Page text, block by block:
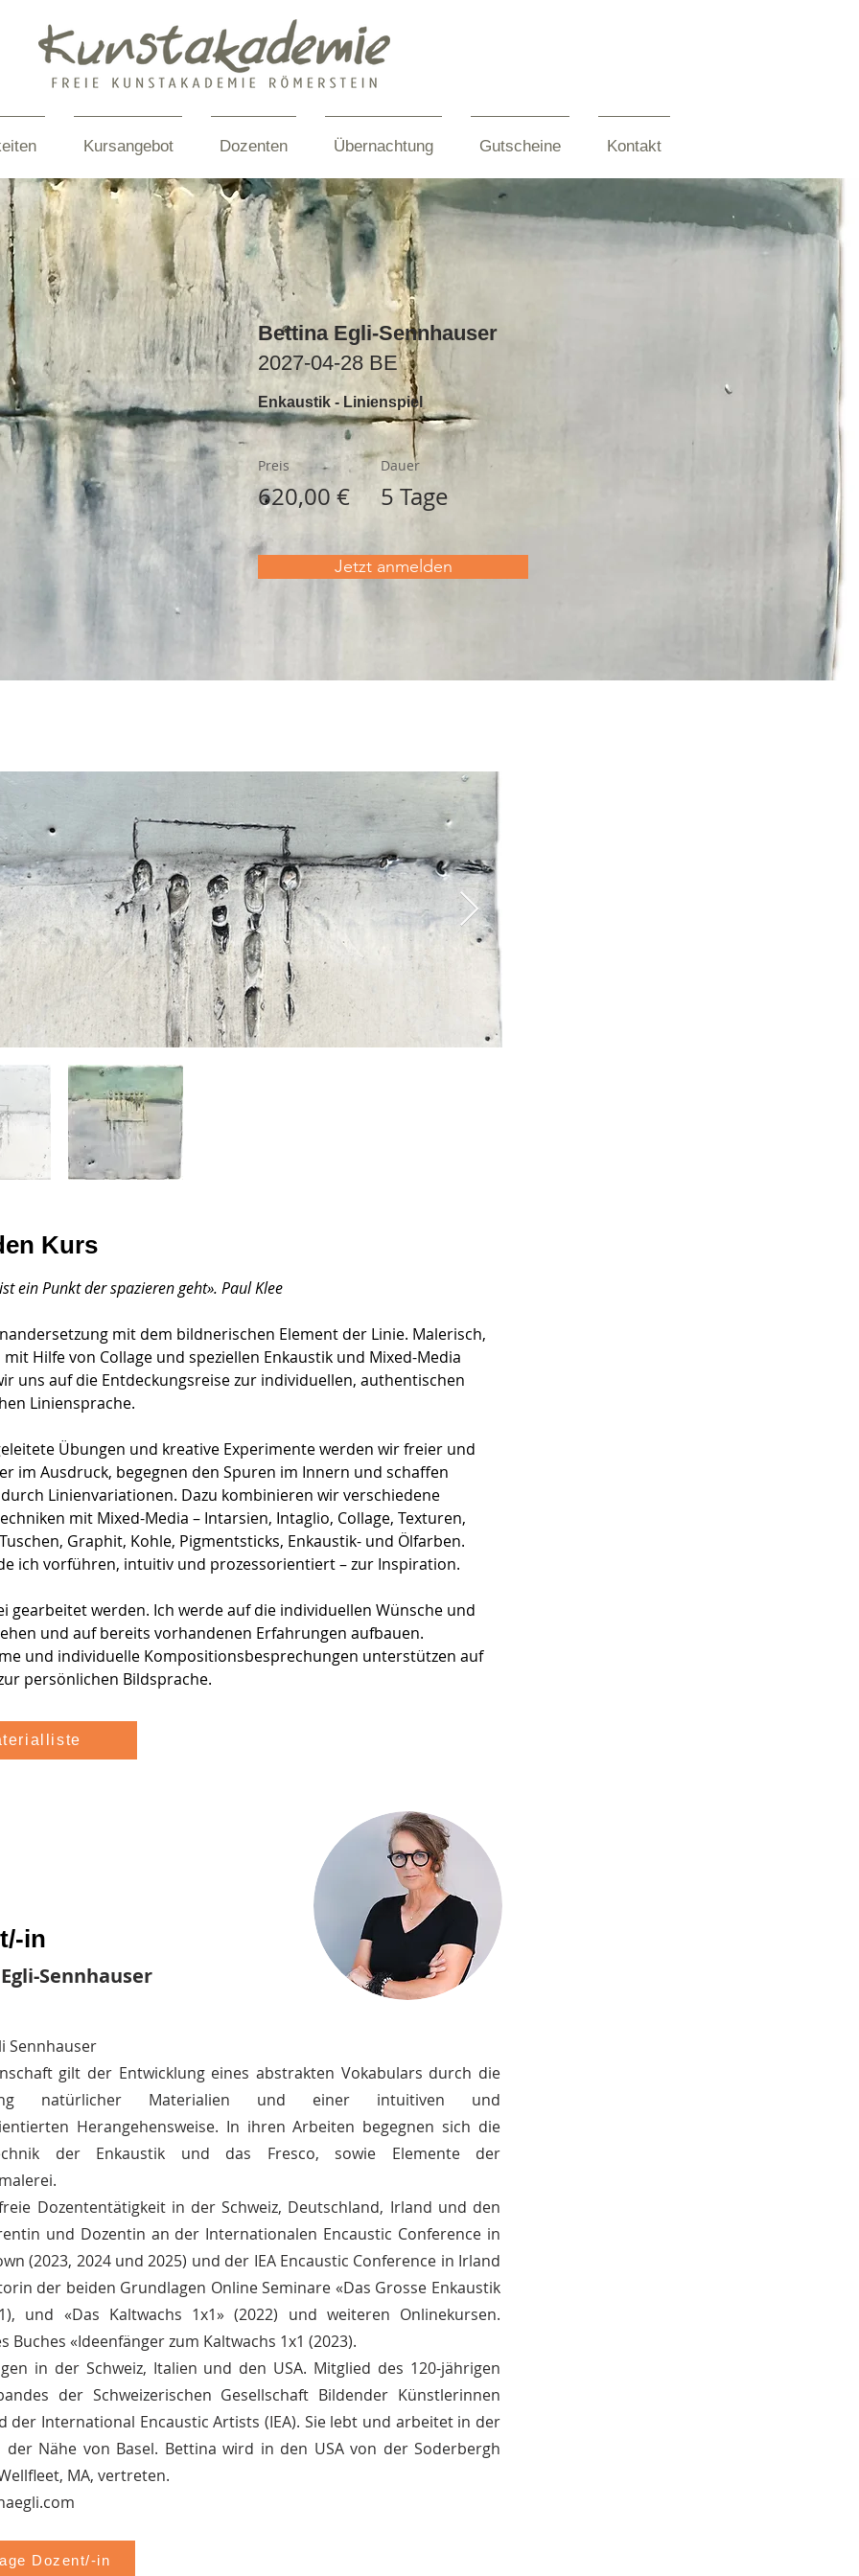
Kursangebot Dozenten Übernachtung Gutscheine Kontakt
Bettina Egli-Sennhauser
2027-04-28 BE
Enkaustik - Linienspiel
Preis
620,00 €
Dauer
5 Tage
Jetzt anmelden
Kurs
ein Punkt der spazieren geht». Paul Klee
mit dem bildnerischen Element der Linie. Malerisch,
Hilfe von Collage und speziellen Enkaustik und Mixed-Media
uns auf die Entdeckungsreise zur individuellen, authentischen
Liniensprache.
Übungen und kreative Experimente werden wir freier und
im Ausdruck, begegnen den Spuren im Innern und schaffen
Linienvariationen. Dazu kombinieren wir verschiedene
mit Mixed-Media – Intarsien, Intaglio, Collage, Texturen,
Graphit, Kohle, Pigmentsticks, Enkaustik- und Ölfarben.
ich vorführen, intuitiv und prozessorientiert – zur Inspiration.
gearbeitet werden. Ich werde auf die individuellen Wünsche und
und auf bereits vorhandenen Erfahrungen aufbauen.
und individuelle Kompositionsbesprechungen unterstützen auf
persönlichen Bildsprache.
in
Sennhauser
Sennhauser
gilt der Entwicklung eines abstrakten Vokabulars durch die
natürlicher Materialien und einer intuitiven und
Herangehensweise. In ihren Arbeiten begegnen sich die
der Enkaustik und das Fresco, sowie Elemente der
Dozententätigkeit in der Schweiz, Deutschland, Irland und den
und Dozentin an der Internationalen Encaustic Conference in
(2023, 2024 und 2025) und der IEA Encaustic Conference in Irland
der beiden Grundlagen Online Seminare «Das Grosse Enkaustik
und «Das Kaltwachs 1x1» (2022) und weiteren Onlinekursen.
Buches «Ideenfänger zum Kaltwachs 1x1 (2023).
in der Schweiz, Italien und den USA. Mitglied des 120-jährigen
der Schweizerischen Gesellschaft Bildender Künstlerinnen
der International Encaustic Artists (IEA). Sie lebt und arbeitet in der
der Nähe von Basel. Bettina wird in den USA von der Soderbergh
MA, vertreten.
Dozent/-in